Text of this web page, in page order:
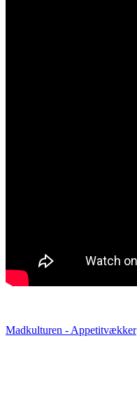
Madkulturen - Appetitvækker